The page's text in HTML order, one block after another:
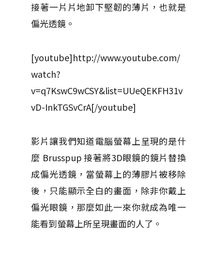
接著一片片地卸下堅韌的薄片，也就是
偏光透鏡。
[youtube]http://www.youtube.com/
watch?
v=q7KswC9wCSY&list=UUeQEKFH31v
vD-InkTGSvCrA[/youtube]
影片讓我們知道電腦螢幕上呈現的是什
麼 Brusspup 接著將3D眼鏡的鏡片替換
成偏光透鏡，當螢幕上的薄膠片被移除
後，只能顯示全白的畫面，除非你戴上
偏光眼鏡，那麼如此一來你就成為唯一
能看到螢幕上所呈現畫面的人了。